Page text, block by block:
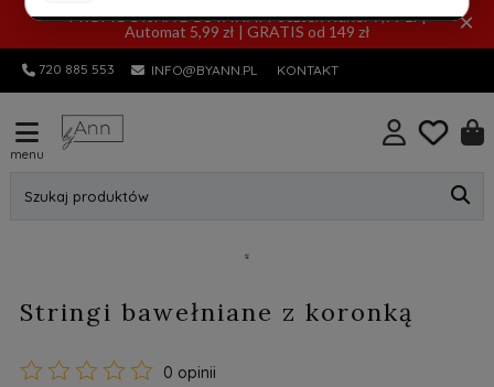
PROMOCYJNA DOSTAWA! Pocztex Kurier 7,99 zł |
Automat 5,99 zł | GRATIS od 149 zł
×
720 885 553 INFO@BYANN.PL KONTAKT
menu
Szukaj produktów
Stringi bawełniane z koronką
0 opinii